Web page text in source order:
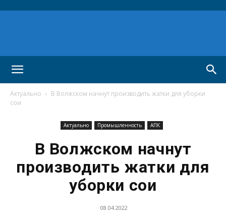
Актуально
В Волжском начнут производить жатки для уборки
сои
Актуально Промышленность АПК
В Волжском начнут
производить жатки для
уборки сои
08.04.2022